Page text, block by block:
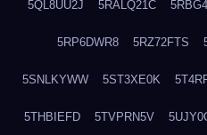
5QL8UU2J 5RALQ21C
5RP6DWR8 5RZ72FTS
5SNLKYWW 5ST3XE0K
5THBIEFD 5TVPRN5V